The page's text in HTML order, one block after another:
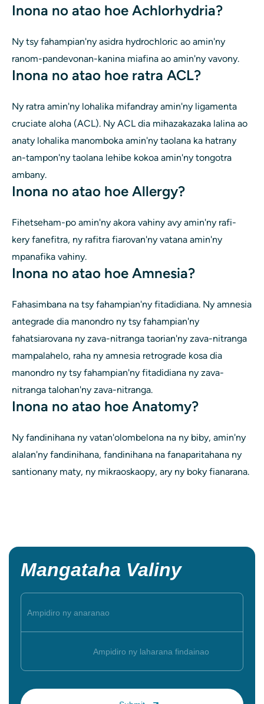
Inona no atao hoe Achlorhydria?
Ny tsy fahampian'ny asidra hydrochloric ao amin'ny
ranom-pandevonan-kanina miafina ao amin'ny vavony.
Inona no atao hoe ratra ACL?
Ny ratra amin'ny lohalika mifandray amin'ny ligamenta
cruciate aloha (ACL). Ny ACL dia mihazakazaka lalina ao
anaty lohalika manomboka amin'ny taolana ka hatrany
an-tampon'ny taolana lehibe kokoa amin'ny tongotra
ambany.
Inona no atao hoe Allergy?
Fihetseham-po amin'ny akora vahiny avy amin'ny rafi-
kery fanefitra, ny rafitra fiarovan'ny vatana amin'ny
mpanafika vahiny.
Inona no atao hoe Amnesia?
Fahasimbana na tsy fahampian'ny fitadidiana. Ny amnesia
antegrade dia manondro ny tsy fahampian'ny
fahatsiarovana ny zava-nitranga taorian'ny zava-nitranga
mampalahelo, raha ny amnesia retrograde kosa dia
manondro ny tsy fahampian'ny fitadidiana ny zava-
nitranga talohan'ny zava-nitranga.
Inona no atao hoe Anatomy?
Ny fandinihana ny vatan'olombelona na ny biby, amin'ny
alalan'ny fandinihana, fandinihana na fanaparitahana ny
santionany maty, ny mikraoskaopy, ary ny boky fianarana.
Mangataha Valiny